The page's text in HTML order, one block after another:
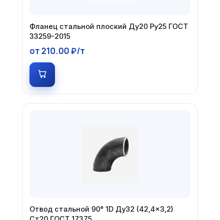
Фланец стальной плоский Ду20 Ру25 ГОСТ
33259-2015
от 210.00 ₽/т
Отвод стальной 90° 1D Ду32 (42,4×3,2)